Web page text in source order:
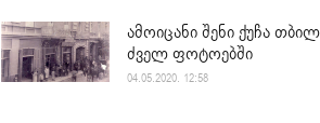
ამოიცანი შენი ქუჩა
ძველ ფოტოებში
04.05.2020. 12:58